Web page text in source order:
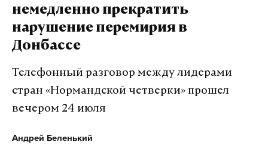
немедленно прекратить
нарушение перемирия в
Донбассе
Телефонный разговор между лидерами
стран «Нормандской четверки» прошел
вечером 24 июля
Андрей Беленький